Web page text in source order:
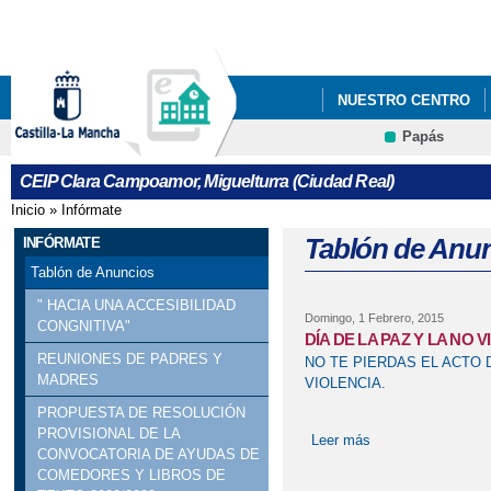
NUESTRO CENTRO
PROYECTO
Papás
CEIP Clara Campoamor, Miguelturra (Ciudad Real)
Se encuentra usted aquí
Inicio » Infórmate
INFÓRMATE
Tablón de Anuncios
" HACIA UNA ACCESIBILIDAD
CONGNITIVA"
REUNIONES DE PADRES Y
MADRES
PROPUESTA DE RESOLUCIÓN
PROVISIONAL DE LA
CONVOCATORIA DE AYUDAS DE
COMEDORES Y LIBROS DE
Tablón de
Domingo, 1 Febrero, 2015
DÍA DE LA PAZ Y LA NO
NO TE PIERDAS EL ACTO
VIOLENCIA.
Leer más